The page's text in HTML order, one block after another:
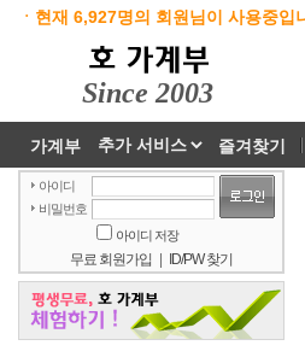
ㆍ현재 6,927명의 회원님이 사용중입
Since 2003
가계부 즐겨찾기
아이디
비밀번호
아이디 저장
무료 회원가입 ID/PW 찾기